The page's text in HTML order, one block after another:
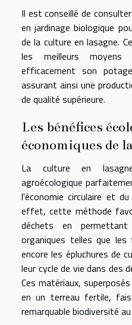
Il est conseillé de
en jardinage biologique
de la culture en lasagne.
les meilleurs
efficacement son
assurant ainsi une
de qualité supérieure.
Les bénéfices
économiques de
La culture en
agroécologique
l'économie circulaire et
effet, cette méthode
déchets en
organiques telles que
encore les épluchures de
leur cycle de vie dans des
Ces matériaux,
en un terreau fertile,
remarquable biodiversité